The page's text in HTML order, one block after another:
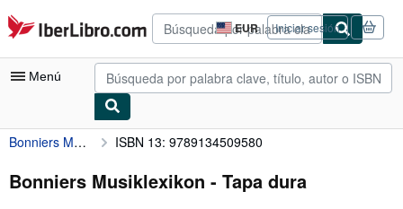
Pasar al contenido principal
IberLibro.com EUR
Preferencias
de
compra
del
Iniciar sesión
Menú
Mi cuenta
Consultar mis pedidos
Bonniers Musiklexikon ISBN 13: 9789134509580
Bonniers Musiklexikon - Tapa dura